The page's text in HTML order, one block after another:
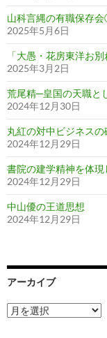
山科言縄の有職保存
2025年5月6日
「大愚・花房東洋お
2025年3月2日
荒尾精─皇国の天職と
2024年12月30日
丸紅の対中ビジネス
2024年12月29日
書院の建学精神を体
2024年12月29日
中山優の王道思想
2024年12月29日
アーカイブ
ア
ー